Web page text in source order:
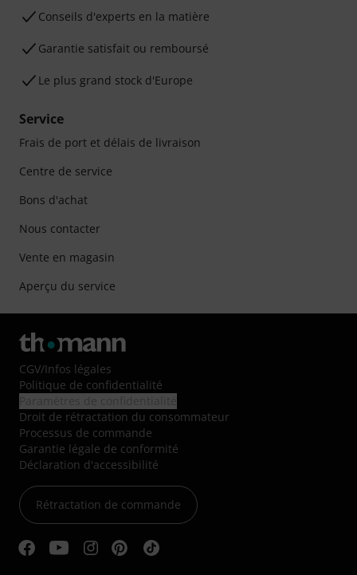
Conseils d'experts en la matière
Garantie satisfait ou remboursé
Le plus grand stock d'Europe
Service
Frais de port et délais de livraison
Centre de service
Bons d'achat
Nous contacter
Vente en magasin
Aperçu du service
CGV/Infos légales
Politique de confidentialité
Droit de rétractation du consommateur
Processus de commande
Garantie légale de conformité
Déclaration d'accessibilité
Rétractation de commande